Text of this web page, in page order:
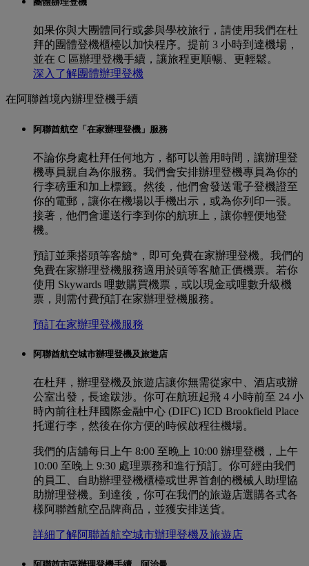
如果你與大團體同行或參與學校旅行，請使用我們在杜
拜的團體登機櫃檯以加快程序。提前 3 小時到達機場，
並在 C 區辦理登機手續，讓旅程更順暢、更輕鬆。
深入了解團體辦理登機
在阿聯酋境內辦理登機手續
阿聯酋航空「在家辦理登機」服務
不論你身處杜拜任何地方，都可以善用時間，讓辦理登
機專員親自為你服務。我們會安排辦理登機專員為你的
行李磅重和加上標籤。然後，他們會發送電子登機證至
你的電郵，讓你在機場以手機出示，或為你列印一張。
接著，他們會運送行李到你的航班上，讓你輕便地登
機。
預訂並乘搭頭等客艙*，即可免費在家辦理登機。我們的
免費在家辦理登機服務適用於頭等客艙正價機票。若你
使用 Skywards 哩數購買機票，或以現金或哩數升級機
票，則需付費預訂在家辦理登機服務。
預訂在家辦理登機服務
阿聯酋航空城市辦理登機及旅遊店
在杜拜，辦理登機及旅遊店讓你無需從家中、酒店或辦
公室出發，長途跋涉。你可在航班起飛 4 小時前至 24 小
時內前往杜拜國際金融中心 (DIFC) ICD Brookfield Place
托運行李，然後在你方便的時候啟程往機場。
我們的店舖每日上午 8:00 至晚上 10:00 辦理登機，上午
10:00 至晚上 9:30 處理票務和進行預訂。你可經由我們
的員工、自助辦理登機櫃檯或世界首創的機械人助理協
助辦理登機。到達後，你可在我們的旅遊店選購各式各
樣阿聯酋航空品牌商品，並獲安排送貨。
詳細了解阿聯酋航空城市辦理登機及旅遊店